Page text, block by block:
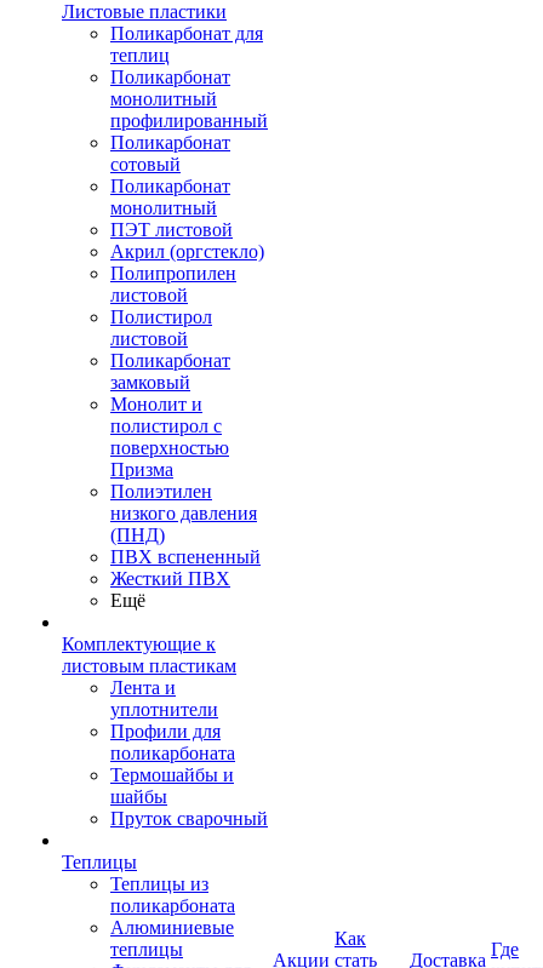
Листовые пластики
Поликарбонат для
теплиц
Поликарбонат
монолитный
профилированный
Поликарбонат
сотовый
Поликарбонат
монолитный
ПЭТ листовой
Акрил (оргстекло)
Полипропилен
листовой
Полистирол
листовой
Поликарбонат
замковый
Монолит и
полистирол с
поверхностью
Призма
Полиэтилен
низкого давления
(ПНД)
ПВХ вспененный
Жесткий ПВХ
Ещё
Комплектующие к
листовым пластикам
Лента и
уплотнители
Профили для
поликарбоната
Термошайбы и
шайбы
Пруток сварочный
Теплицы
Теплицы из
поликарбоната
Алюминиевые
теплицы
Акции
Как
стать
Доставка
Где